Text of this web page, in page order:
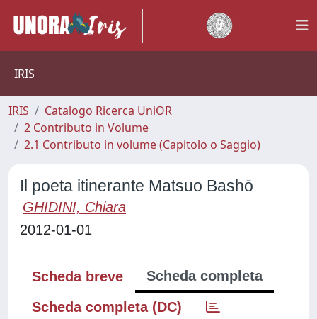
IRIS
IRIS
Catalogo Ricerca UniOR
2 Contributo in Volume
2.1 Contributo in volume (Capitolo o Saggio)
Il poeta itinerante Matsuo Bashō
GHIDINI, Chiara
2012-01-01
Scheda breve
Scheda completa
Scheda completa (DC)